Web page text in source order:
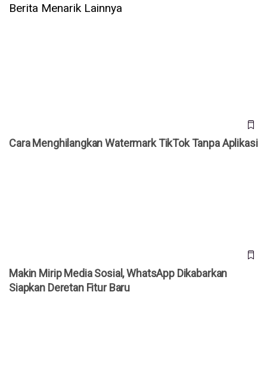
Berita Menarik Lainnya
Cara Menghilangkan Watermark TikTok Tanpa Aplikasi
Makin Mirip Media Sosial, WhatsApp Dikabarkan
Siapkan Deretan Fitur Baru